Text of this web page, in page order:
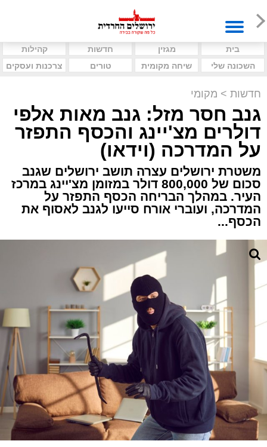
בית מגזין חדשות
קהילות
השכונה שלי
שיחה מקומית טורים צרכנות ועסקים
חדשות > מקומי
גנב חסר מזל: גנב מאות אלפי
דולרים מצ'יינג והכסף התפזר
על המדרכה (וידאו)
משטרת ירושלים עצרה תושב ירושלים שגנב
סכום של 800,000 דולר במזומן מצ'יינג במרכז
העיר. במהלך הבריחה הכסף התפזר על
המדרכה, ועוברי אורח סייעו לגנב לאסוף את
הכסף...